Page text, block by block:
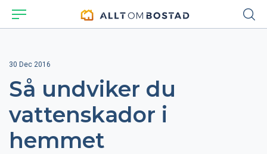
30 Dec 2016
Så undviker du
vattenskador i
hemmet